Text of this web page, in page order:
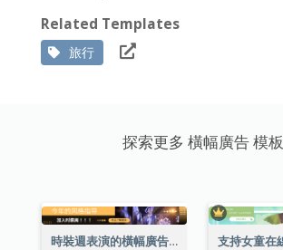
Related Templates
旅行
探索更多 橫幅廣告 模板
時裝週表演的橫幅廣告